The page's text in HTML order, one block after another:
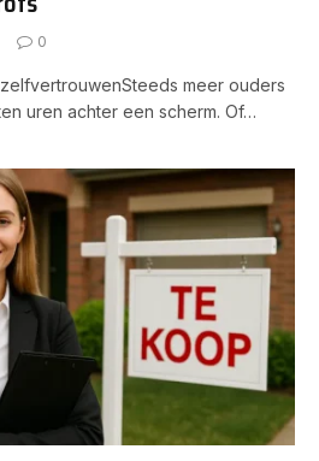
0
meer ouders
uren achter een scherm. Of…